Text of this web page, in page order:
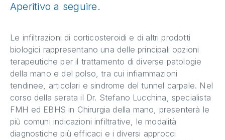
Aperitivo a seguire.
Le infiltrazioni di corticosteroidi e di altri prodotti
biologici rappresentano una delle principali opzioni
terapeutiche per il trattamento di diverse patologie
della mano e del polso, tra cui infiammazioni
tendinee, articolari e sindrome del tunnel carpale. Nel
corso della serata il Dr. Stefano Lucchina, specialista
FMH ed EBHS in Chirurgia della mano, presenterà le
più comuni indicazioni infiltrative, le modalità
diagnostiche più efficaci e i diversi approcci